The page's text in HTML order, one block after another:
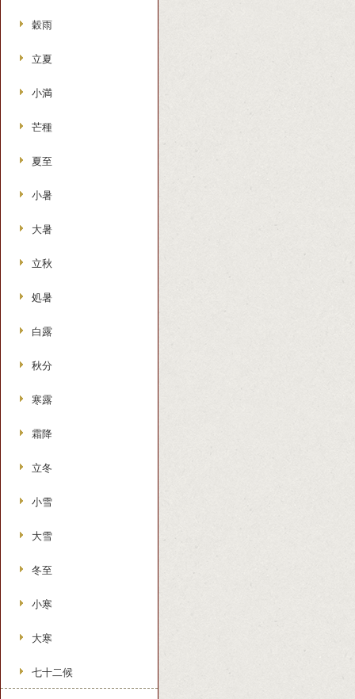
穀雨
立夏
小満
芒種
夏至
小暑
大暑
立秋
処暑
白露
秋分
寒露
霜降
立冬
小雪
大雪
冬至
小寒
大寒
七十二候